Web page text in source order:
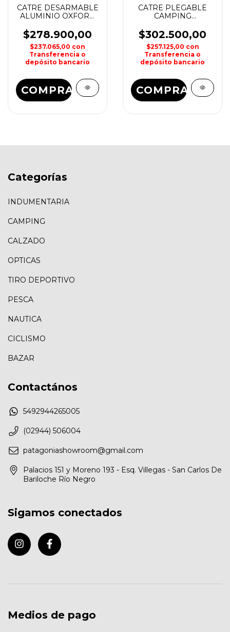
CATRE DESARMABLE
ALUMINIO OXFORD
$278.900,00
$237.065,00 con
Transferencia o
depósito bancario
COMPRAR
CATRE PLEGABLE
CAMPING
DURALITE
WATERDOG
$302.500,00
$257.125,00 con
Transferencia o
depósito bancario
COMPRAR
Categorías
INDUMENTARIA
CAMPING
CALZADO
OPTICAS
TIRO DEPORTIVO
PESCA
NAUTICA
CICLISMO
BAZAR
Contactános
5492944265005
(02944) 506004
patagoniashowroom@gmail.com
Palacios 151 y Moreno 193 - Esq. Villegas - San Carlos De
Bariloche Río Negro
Sigamos conectados
Medios de pago